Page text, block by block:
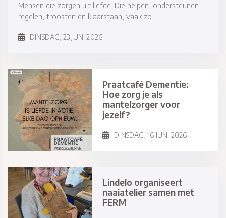
Mensen die zorgen uit liefde. Die helpen, ondersteunen,
regelen, troosten en klaarstaan, vaak zo...
DINSDAG, 23 JUN. 2026
Praatcafé Dementie:
Hoe zorg je als
mantelzorger voor
jezelf?
DINSDAG, 16 JUN. 2026
Lindelo organiseert
naaiatelier samen met
FERM